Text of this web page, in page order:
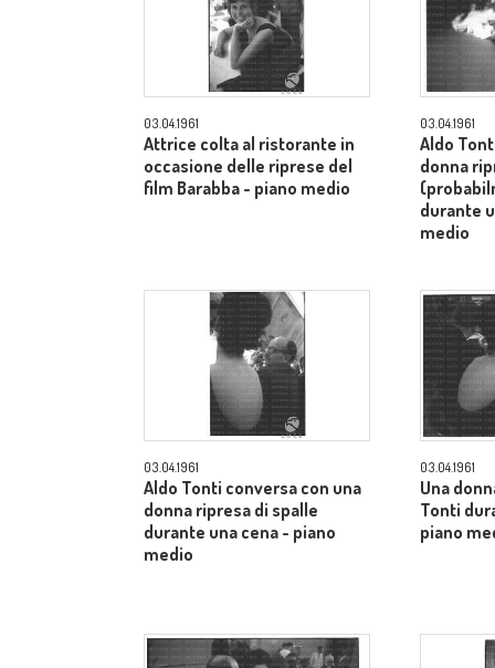
03.04.1961
Attrice colta al ristorante in
occasione delle riprese del
film Barabba - piano medio
03.04.1961
Aldo
donna
durante
medio
03.04.1961
Aldo Tonti conversa con una
donna ripresa di spalle
durante una cena - piano
medio
03.04.1961
Una
Tonti
piano